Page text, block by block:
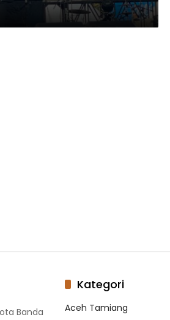
Banda
Kategori
Aceh Tamiang